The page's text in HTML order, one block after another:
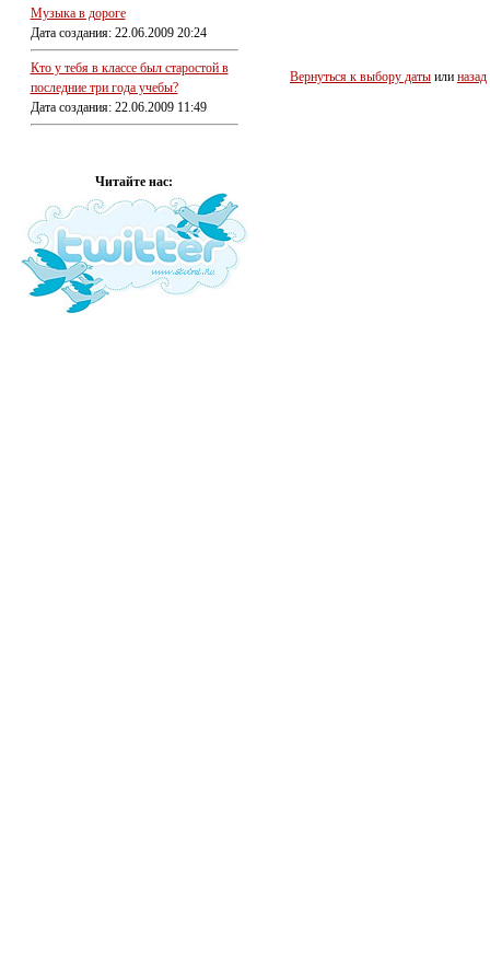
Музыка в дороге
Дата создания: 22.06.2009 20:24
Кто у тебя в классе был старостой в
последние три года учебы?
Дата создания: 22.06.2009 11:49
Читайте нас:
Вернуться к выбору даты или назад